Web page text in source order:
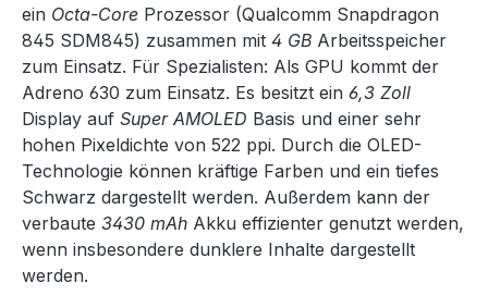
ein Octa-Core Prozessor (Qualcomm Snapdragon
845 SDM845) zusammen mit 4 GB Arbeitsspeicher
zum Einsatz. Für Spezialisten: Als GPU kommt der
Adreno 630 zum Einsatz. Es besitzt ein 6,3 Zoll
Display auf Super AMOLED Basis und einer sehr
hohen Pixeldichte von 522 ppi. Durch die OLED-
Technologie können kräftige Farben und ein tiefes
Schwarz dargestellt werden. Außerdem kann der
verbaute 3430 mAh Akku effizienter genutzt werden,
wenn insbesondere dunklere Inhalte dargestellt
werden.